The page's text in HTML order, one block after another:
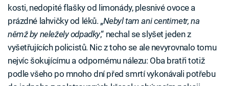
kosti, nedopité flašky od limonády, plesnivé ovoce a
prázdné lahvičky od léků. „Nebyl tam ani centimetr, na
němž by neležely odpadky,“ nechal se slyšet jeden z
vyšetřujících policistů. Nic z toho se ale nevyrovnalo tomu
nejvíc šokujícímu a odpornému nálezu: Oba bratři totiž
podle všeho po mnoho dní před smrtí vykonávali potřebu